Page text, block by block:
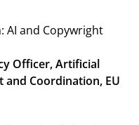
AI and Copywright
Officer, Artificial
and Coordination, EU